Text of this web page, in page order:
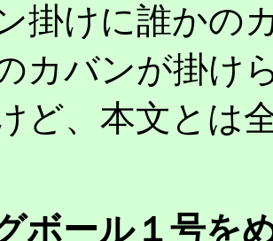
掛けに誰かの
カバンが掛け
ど、本文とは
ボール１号を